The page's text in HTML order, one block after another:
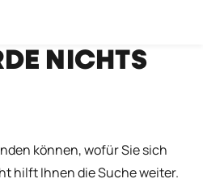
SCHLIESSEN
NICHTS
können, wofür Sie sich
hilft Ihnen die Suche weiter.